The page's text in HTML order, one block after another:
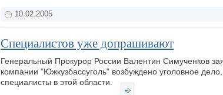
10.02.2005
Специалистов уже допрашивают
Генеральный Прокурор России Валентин Симученков
компании "Южкузбассуголь" возбуждено уголовное
специалисты в этой области.